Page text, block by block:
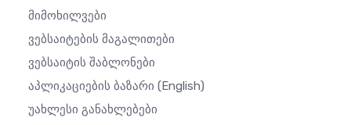
Მიმოხილვები
Ვებსაიტების Მაგალითები
Ვებსაიტის Შაბლონები
Აპლიკაციების Ბაზარი (English)
Უახლესი Განახლებები